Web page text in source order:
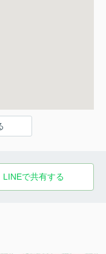
LINEで共有する